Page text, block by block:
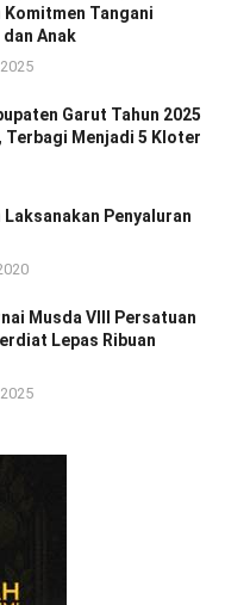
Tangani
Anak
Garut Tahun 2025
Terbagi Menjadi 5 Kloter
Penyaluran
Musda VIII Persatuan
Lepas Ribuan